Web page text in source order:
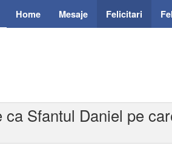
Home Mesaje Felicitari
Sfantul Daniel pe